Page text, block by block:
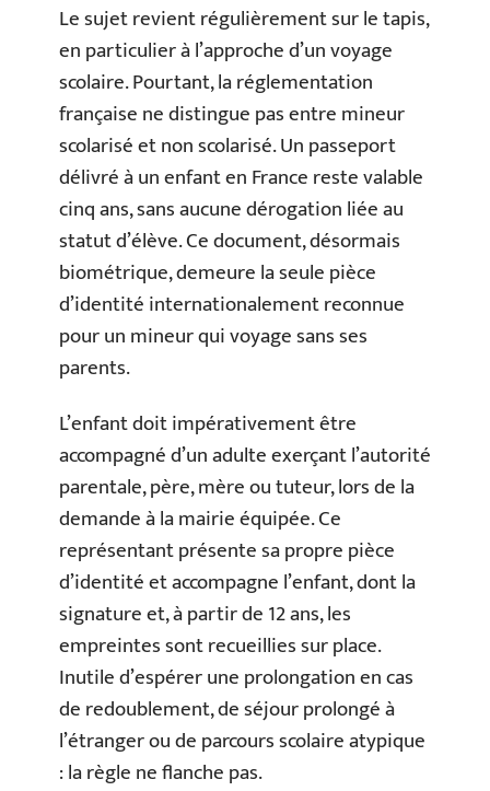
Le sujet revient régulièrement sur le tapis,
en particulier à l’approche d’un voyage
scolaire. Pourtant, la réglementation
française ne distingue pas entre mineur
scolarisé et non scolarisé. Un passeport
délivré à un enfant en France reste valable
cinq ans, sans aucune dérogation liée au
statut d’élève. Ce document, désormais
biométrique, demeure la seule pièce
d’identité internationalement reconnue
pour un mineur qui voyage sans ses
parents.
L’enfant doit impérativement être
accompagné d’un adulte exerçant l’autorité
parentale, père, mère ou tuteur, lors de la
demande à la mairie équipée. Ce
représentant présente sa propre pièce
d’identité et accompagne l’enfant, dont la
signature et, à partir de 12 ans, les
empreintes sont recueillies sur place.
Inutile d’espérer une prolongation en cas
de redoublement, de séjour prolongé à
l’étranger ou de parcours scolaire atypique
: la règle ne flanche pas.